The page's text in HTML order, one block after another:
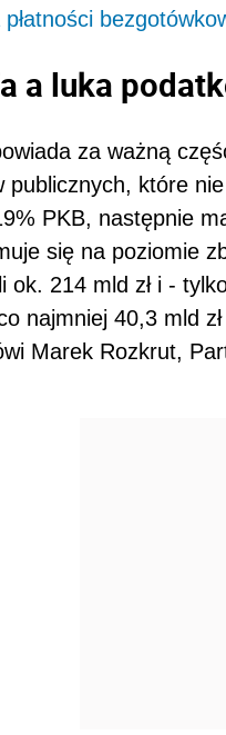
a luka
za ważną
publicznych, które
PKB, następnie
się na poziomie
ok. 214 mld zł i -
najmniej 40,3 mld
Marek Rozkrut,